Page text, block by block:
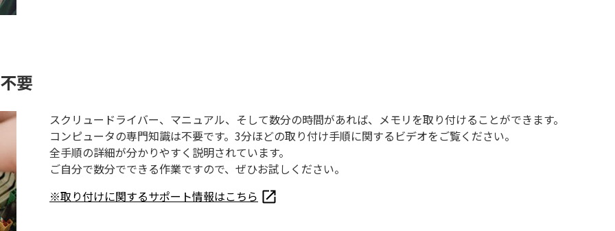
要
スクリュードライバー、マニュアル、そして数分の時間があれば、メモリを取り付けることができます。
コンピュータの専門知識は不要です。3分ほどの取り付け手順に関するビデオをご覧ください。
全手順の詳細が分かりやすく説明されています。
ご自分で数分でできる作業ですので、ぜひお試しください。
※取り付けに関するサポート情報はこちら